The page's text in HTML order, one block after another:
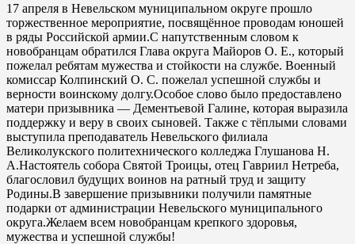
17 апреля в Невельском муниципальном округе прошло
торжественное мероприятие, посвящённое проводам юношей
в ряды Российской армии.С напутственным словом к
новобранцам обратился Глава округа Майоров О. Е., который
пожелал ребятам мужества и стойкости на службе. Военный
комиссар Колпинский О. С. пожелал успешной службы и
верности воинскому долгу.Особое слово было предоставлено
матери призывника — Дементьевой Галине, которая выразила
поддержку и веру в своих сыновей. Также с тёплыми словами
выступила преподаватель Невельского филиала
Великолукского политехнического колледжа Глушанова Н.
А.Настоятель собора Святой Троицы, отец Гавриил Нетреба,
благословил будущих воинов на ратный труд и защиту
Родины.В завершение призывники получили памятные
подарки от администрации Невельского муниципального
округа.Желаем всем новобранцам крепкого здоровья,
мужества и успешной службы!